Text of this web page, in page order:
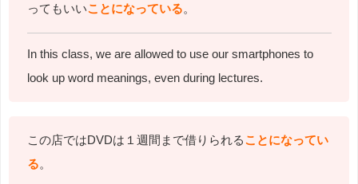
ってもいいことになっている。
In this class, we are allowed to use our smartphones to
look up word meanings, even during lectures.
この店ではDVDは１週間まで借りられることになってい
る。